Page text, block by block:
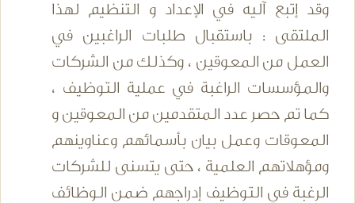
وقد إتبع آليه في الإعداد و التنظيم لهذا
الملتقى : باستقبال طلبات الراغبين في
العمل من المعوقين ، وكذلك من الشركات
والمؤسسات الراغبة في عملية التوظيف ،
كما تم حصر عدد المتقدمين من المعوقين و
المعوقات وعمل بيان بأسمائهم وعناوينهم
ومؤهلاتهم العلمية ، حتى يتسنى للشركات
الرغبة في التوظيف إدراجهم ضمن الوظائف